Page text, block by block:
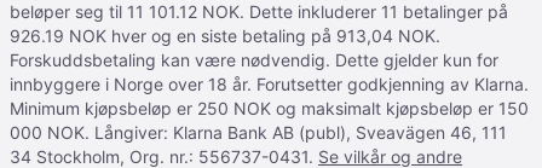
beløper seg til 11 101.12 NOK. Dette inkluderer 11 betalinger på
926.19 NOK hver og en siste betaling på 913,04 NOK.
Forskuddsbetaling kan være nødvendig. Dette gjelder kun for
innbyggere i Norge over 18 år. Forutsetter godkjenning av Klarna.
Minimum kjøpsbeløp er 250 NOK og maksimalt kjøpsbeløp er 150
000 NOK. Långiver: Klarna Bank AB (publ), Sveavägen 46, 111
34 Stockholm, Org. nr.: 556737-0431. Se vilkår og andre